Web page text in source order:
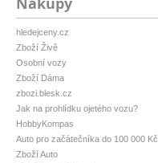
hledejceny.cz
Zboží Živě
Osobní vozy
Zboží Dáma
zbozi.blesk.cz
Jak na prohlídku ojetého vozu?
HobbyKompas
Auto pro začátečníka do 100 000 Kč
Zboží Auto